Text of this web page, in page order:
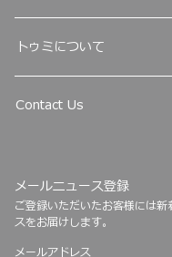
トゥミについて
Contact Us
メールニュース登録
ご登録いただいたお客様には
スをお届けします。